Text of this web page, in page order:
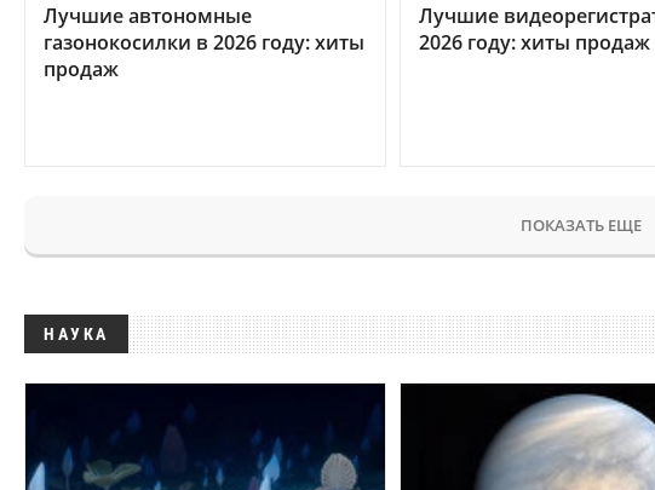
Лучшие автономные
газонокосилки в 2026 году: хиты
продаж
Лучшие
2026 году: хиты продаж
ПОКАЗАТЬ ЕЩЕ
НАУКА